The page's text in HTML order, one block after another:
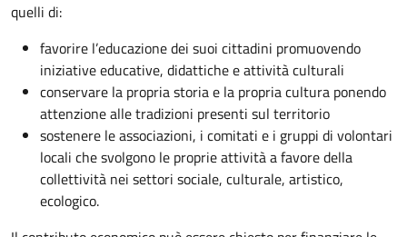
quelli di:
favorire l’educazione dei suoi cittadini promuovendo
iniziative educative, didattiche e attività culturali
conservare la propria storia e la propria cultura ponendo
attenzione alle tradizioni presenti sul territorio
sostenere le associazioni, i comitati e i gruppi di volontari
locali che svolgono le proprie attività a favore della
collettività nei settori sociale, culturale, artistico,
ecologico.